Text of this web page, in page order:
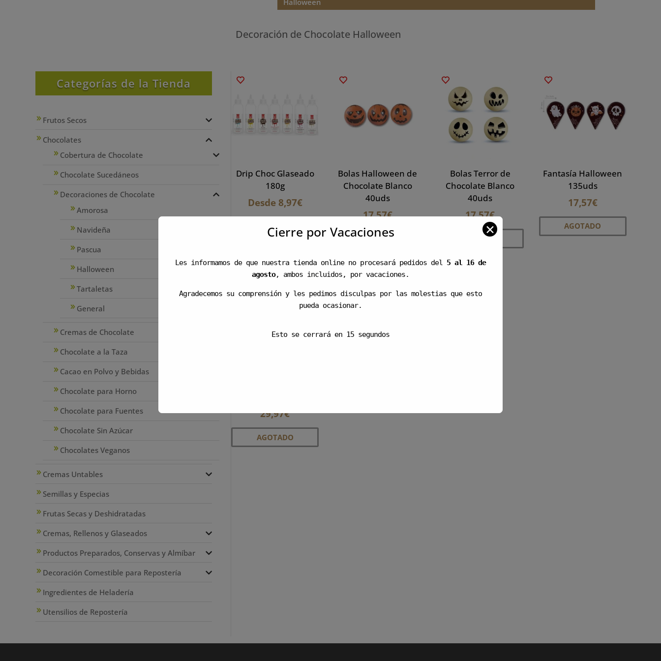
Halloween
Decoración de Chocolate Halloween
Categorías de la Tienda
Frutos Secos
Chocolates
Cobertura de Chocolate
Chocolate Sucedáneos
Decoraciones de Chocolate
Amorosa
Navideña
Pascua
Halloween
Tartaletas
General
Cremas de Chocolate
Chocolate a la Taza
Cacao en Polvo y Bebidas
Chocolate para Horno
Chocolate para Fuentes
Chocolate Sin Azúcar
Chocolates Veganos
Cremas Untables
Semillas y Especias
Frutas Secas y Deshidratadas
Cremas, Rellenos y Glaseados
Productos Preparados, Conservas y Almíbar
Decoración Comestible para Repostería
Ingredientes de Heladería
Utensilios de Repostería
Drip Choc Glaseado
180g
Desde 8,97€
VER OPCIONES
Este
producto
variantes.
Las
opciones
se
elegir
Bolas Halloween de
Chocolate Blanco
40uds
17,57€
AGOTADO
Bolas Terror de
Chocolate Blanco
40uds
17,57€
AGOTADO
Fantasía Halloween
135uds
17,57€
AGOTADO
29,97€
AGOTADO
Cierre por Vacaciones ✕
Les informamos de que nuestra tienda online no procesará pedidos del 5 al 16 de
agosto, ambos incluidos, por vacaciones.
Agradecemos su comprensión y les pedimos disculpas por las molestias que esto
pueda ocasionar.
Esto se cerrará en 14 segundos